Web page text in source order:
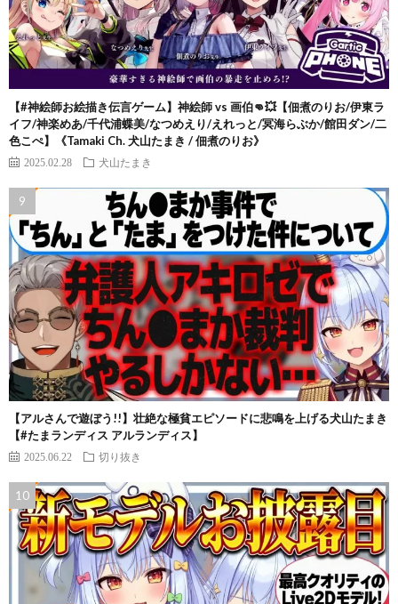
【#神絵師お絵描き伝言ゲーム】神絵師 vs 画伯👊💥【佃煮のりお/伊東ラ
イフ/神楽めあ/千代浦蝶美/なつめえり/えれっと/冥海らぶか/館田ダン/二
色こぺ】《Tamaki Ch. 犬山たまき / 佃煮のりお》
2025.02.28 犬山たまき
【アルさんで遊ぼう!!】壮絶な極貧エピソードに悲鳴を上げる犬山たまき
【#たまランディス アルランディス】
2025.06.22 切り抜き